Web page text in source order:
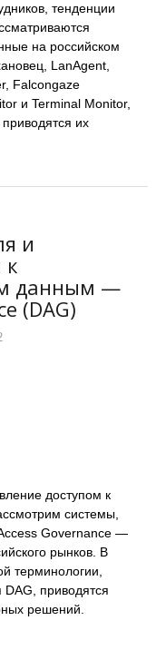
тенденции
на российском
LanAgent,
Falcongaze
и Terminal Monitor,
их
и
к
данным —
(DAG)
доступом к
системы,
Governance —
рынков. В
терминологии,
DAG, приводятся
решений.